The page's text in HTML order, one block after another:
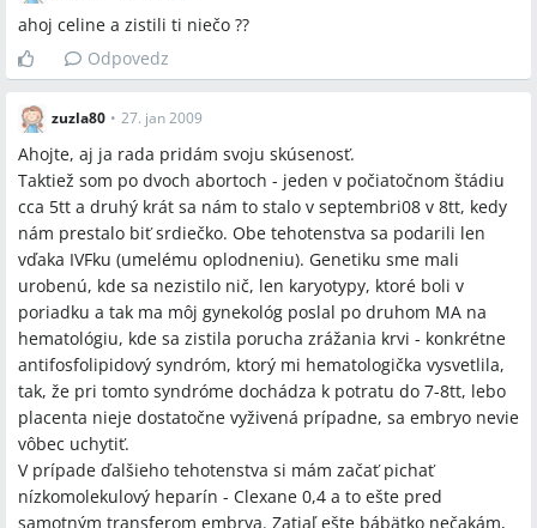
ahoj celine a zistili ti niečo ??
Odpovedz
zuzla80 • 27. jan 2009
Ahojte, aj ja rada pridám svoju skúsenosť.
Taktiež som po dvoch abortoch - jeden v počiatočnom štádiu
cca 5tt a druhý krát sa nám to stalo v septembri08 v 8tt, kedy
nám prestalo biť srdiečko. Obe tehotenstva sa podarili len
vďaka IVFku (umelému oplodneniu). Genetiku sme mali
urobenú, kde sa nezistilo nič, len karyotypy, ktoré boli v
poriadku a tak ma môj gynekológ poslal po druhom MA na
hematológiu, kde sa zistila porucha zrážania krvi - konkrétne
antifosfolipidový syndróm, ktorý mi hematologička vysvetlila,
tak, že pri tomto syndróme dochádza k potratu do 7-8tt, lebo
placenta nieje dostatočne vyživená prípadne, sa embryo nevie
vôbec uchytiť.
V prípade ďalšieho tehotenstva si mám začať pichať
nízkomolekulový heparín - Clexane 0,4 a to ešte pred
samotným transferom embrya. Zatiaľ ešte bábätko nečakám,